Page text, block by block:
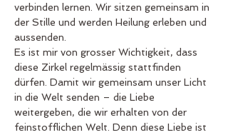
verbinden lernen. Wir sitzen gemeinsam in
der Stille und werden Heilung erleben und
aussenden.
Es ist mir von grosser Wichtigkeit, dass
diese Zirkel regelmässig stattfinden
dürfen. Damit wir gemeinsam unser Licht
in die Welt senden – die Liebe
weitergeben, die wir erhalten von der
feinstofflichen Welt. Denn diese Liebe ist